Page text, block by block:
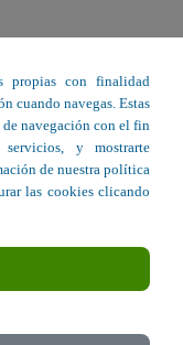
propias con finalidad
cuando navegas. Estas
navegación con el fin
servicios, y mostrarte
de nuestra política
las cookies clicando